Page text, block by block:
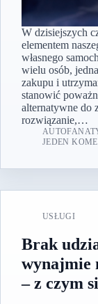
W dzisiejszych
elementem
własnego
wielu osób,
zakupu i
stanowić
alternatywne do
rozwiązanie,…
JEDEN
USŁUGI
Brak
wynajmie
– z czym